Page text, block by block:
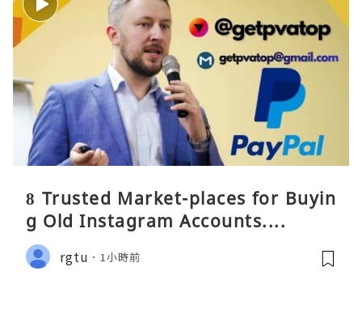
8 Trusted Market-places for Buyin
g Old Instagram Accounts....
rgtu 1小時前